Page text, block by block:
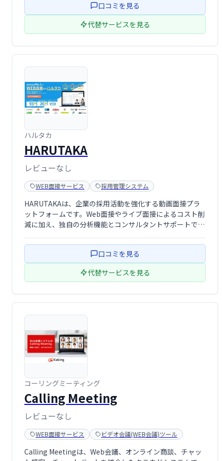
口コミを見る
代替サービスを見る
ハルタカ
HARUTAKA
レビューなし
WEB面接サービス 採用管理システム
HARUTAKAは、企業の採用活動を強化する動画面接プラ
ットフォームです。Web面接やライブ面接によるコスト削
減に加え、独自の分析機能とコンサルタントサポートで採
高い人材確保を支援し、企業の成長を促進します。
口コミを見る
代替サービスを見る
コーリングミーティング
Calling Meeting
レビューなし
WEB面接サービス ビデオ会議(WEB会議)ツール
Calling Meetingは、Web会議、オンライン商談、チャッ